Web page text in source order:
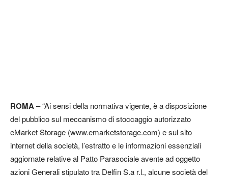
ROMA– “Ai sensi della normativa vigente, è a disposizione
del pubblico sul meccanismo di stoccaggio autorizzato
eMarket Storage (www.emarketstorage.com) e sul sito
internet della società, l’estratto e le informazioni essenziali
aggiornate relative al Patto Parasociale avente ad oggetto
azioni Generali stipulato tra Delfin S.a r.l., alcune società del